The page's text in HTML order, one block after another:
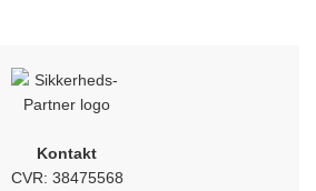
Kontakt
CVR: 38475568